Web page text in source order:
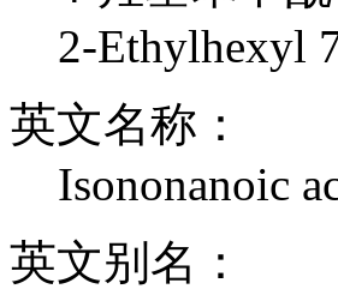
2-Ethylhexyl
英文名称：
Isononanoic
英文别名：